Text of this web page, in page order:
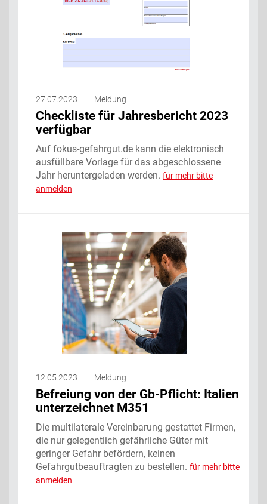
27.07.2023 Meldung
Checkliste für Jahresbericht 2023
verfügbar
Auf fokus-gefahrgut.de kann die elektronisch
ausfüllbare Vorlage für das abgeschlossene
Jahr heruntergeladen werden. für mehr bitte
anmelden
12.05.2023 Meldung
Befreiung von der Gb-Pflicht: Italien
unterzeichnet M351
Die multilaterale Vereinbarung gestattet Firmen,
die nur gelegentlich gefährliche Güter mit
geringer Gefahr befördern, keinen
Gefahrgutbeauftragten zu bestellen. für mehr bitte
anmelden